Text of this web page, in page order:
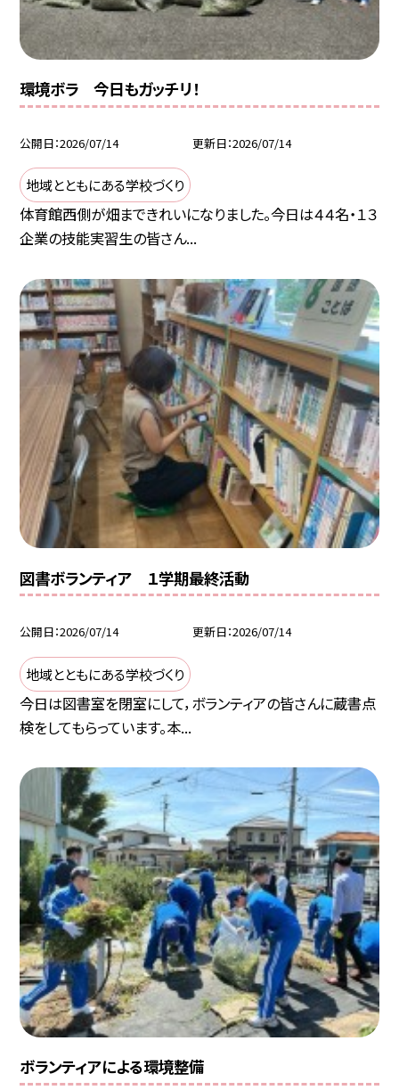
環境ボラ 今日もガッチリ！
公開日 2026/07/14 更新日 2026/07/14
地域とともにある学校づくり
体育館西側が畑まできれいになりました。今日は４４名・１３
企業の技能実習生の皆さん...
図書ボランティア １学期最終活動
公開日 2026/07/14 更新日 2026/07/14
地域とともにある学校づくり
今日は図書室を閉室にして，ボランティアの皆さんに蔵書点
検をしてもらっています。本...
ボランティアによる環境整備